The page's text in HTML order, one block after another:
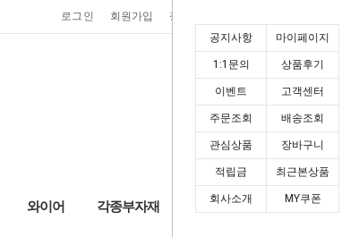
공지사항 마이페이지
1:1문의 상품후기
이벤트 고객센터
주문조회 배송조회
관심상품 장바구니
적립금 최근본상품
회사소개 MY쿠폰
로그인 회원가입 장바구니
와이어 각종부자재